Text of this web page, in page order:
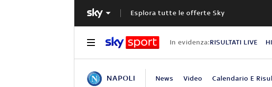
Esplora tutte le offerte Sky
In evidenza:RISULTATI LIVE
NAPOLI News Video Calendario E